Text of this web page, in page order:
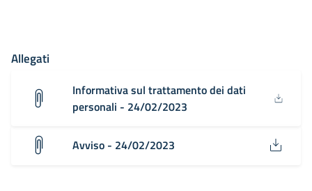
Allegati
Informativa sul trattamento dei dati
personali - 24/02/2023
Avviso - 24/02/2023